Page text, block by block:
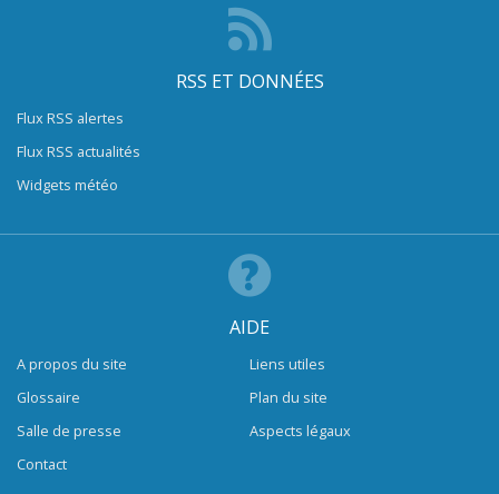
RSS ET DONNÉES
Flux RSS alertes
Flux RSS actualités
Widgets météo
AIDE
A propos du site
Glossaire
Salle de presse
Contact
Liens utiles
Plan du site
Aspects légaux